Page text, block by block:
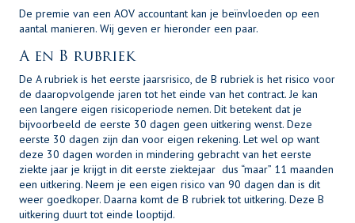
De premie van een AOV accountant kan je beïnvloeden op een
aantal manieren. Wij geven er hieronder een paar.
A en B rubriek
De A rubriek is het eerste jaarsrisico, de B rubriek is het risico voor
de daaropvolgende jaren tot het einde van het contract. Je kan
een langere eigen risicoperiode nemen. Dit betekent dat je
bijvoorbeeld de eerste 30 dagen geen uitkering wenst. Deze
eerste 30 dagen zijn dan voor eigen rekening. Let wel op want
deze 30 dagen worden in mindering gebracht van het eerste
ziekte jaar je krijgt in dit eerste ziektejaar dus “maar” 11 maanden
een uitkering. Neem je een eigen risico van 90 dagen dan is dit
weer goedkoper. Daarna komt de B rubriek tot uitkering. Deze B
uitkering duurt tot einde looptijd.